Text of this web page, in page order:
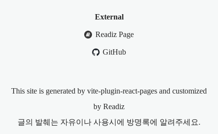
External
Readiz Page
GitHub
This site is generated by vite-plugin-react-pages and customized
by Readiz
글의 발췌는 자유이나 사용시에 방명록에 알려주세요.